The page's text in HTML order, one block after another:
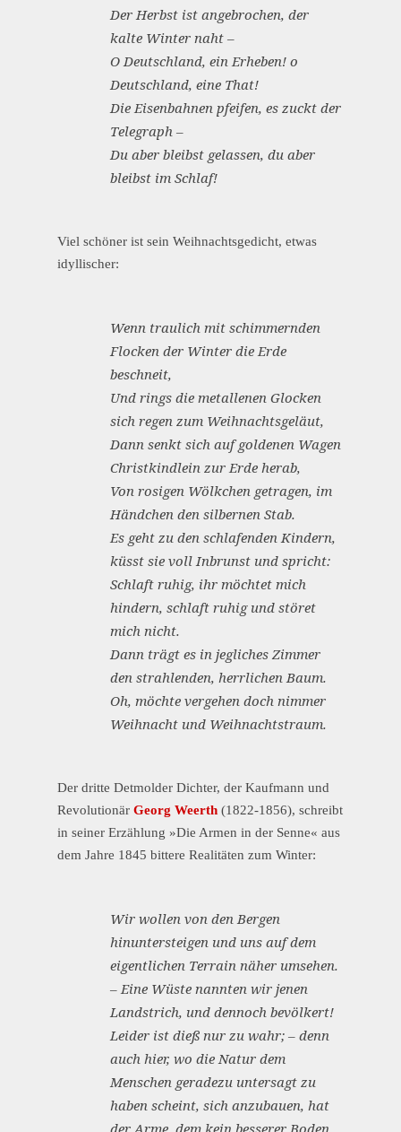
Der Herbst ist angebrochen, der
kalte Winter naht –
O Deutschland, ein Erheben! o
Deutschland, eine That!
Die Eisenbahnen pfeifen, es zuckt der
Telegraph –
Du aber bleibst gelassen, du aber
bleibst im Schlaf!
Viel schöner ist sein Weihnachtsgedicht, etwas
idyllischer:
Wenn traulich mit schimmernden
Flocken der Winter die Erde
beschneit,
Und rings die metallenen Glocken
sich regen zum Weihnachtsgeläut,
Dann senkt sich auf goldenen Wagen
Christkindlein zur Erde herab,
Von rosigen Wölkchen getragen, im
Händchen den silbernen Stab.
Es geht zu den schlafenden Kindern,
küsst sie voll Inbrunst und spricht:
Schlaft ruhig, ihr möchtet mich
hindern, schlaft ruhig und störet
mich nicht.
Dann trägt es in jegliches Zimmer
den strahlenden, herrlichen Baum.
Oh, möchte vergehen doch nimmer
Weihnacht und Weihnachtstraum.
Der dritte Detmolder Dichter, der Kaufmann und
RevolutionärGeorg Weerth (1822-1856), schreibt
in seiner Erzählung »Die Armen in der Senne« aus
dem Jahre 1845 bittere Realitäten zum Winter:
Wir wollen von den Bergen
hinuntersteigen und uns auf dem
eigentlichen Terrain näher umsehen.
– Eine Wüste nannten wir jenen
Landstrich, und dennoch bevölkert!
Leider ist dieß nur zu wahr; – denn
auch hier, wo die Natur dem
Menschen geradezu untersagt zu
haben scheint, sich anzubauen, hat
der Arme, dem kein besserer Boden